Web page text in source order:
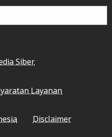
Siber
Layanan
Disclaimer